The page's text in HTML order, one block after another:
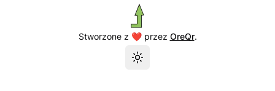
Stworzone z ❤️ przez OreQr.
Przełącz motyw